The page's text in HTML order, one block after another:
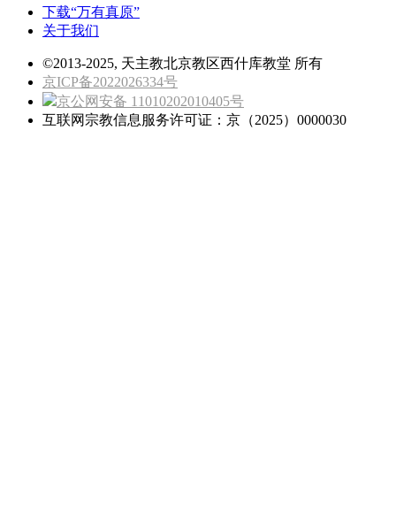
下载“万有真原”
关于我们
©2013-2025, 天主教北京教区西什库教堂 所有
京ICP备2022026334号
京公网安备 11010202010405号
互联网宗教信息服务许可证：京（2025）0000030